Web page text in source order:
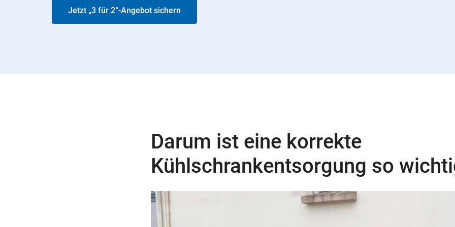
Jetzt „3 für 2“-Angebot sichern
Darum ist eine korrekte
Kühlschrankentsorgung so